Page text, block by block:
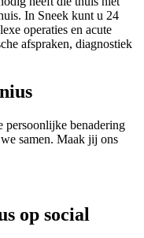
In Sneek kunt u 24
operaties en acute
afspraken, diagnostiek
persoonlijke benadering
samen. Maak jij ons
op social